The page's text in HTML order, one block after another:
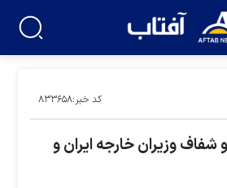
کد خبر:۸۳۳۶۵۸
وزیران خارجه ایران و